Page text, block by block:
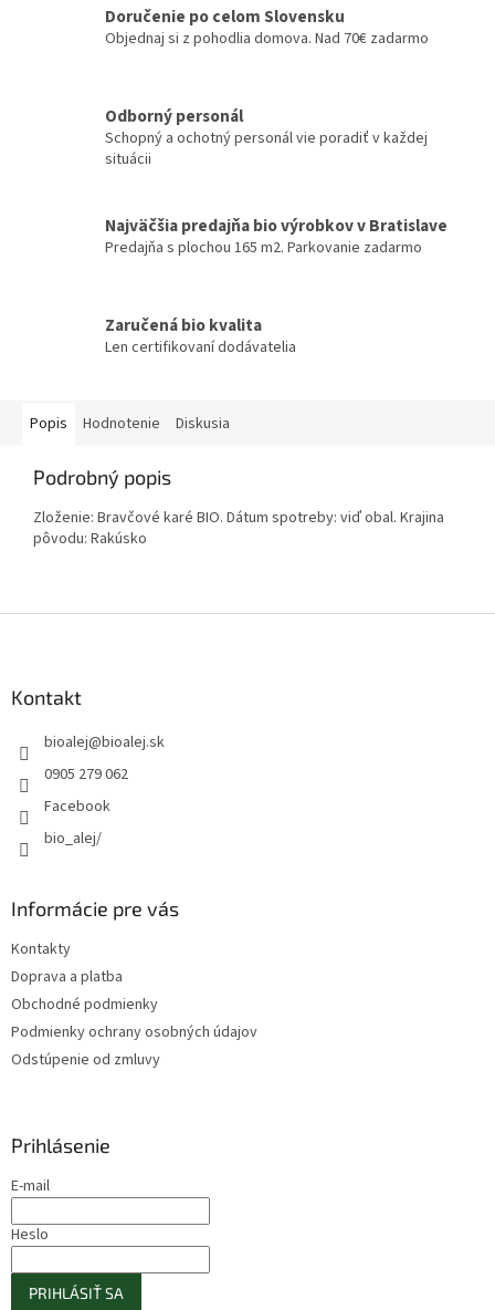
Doručenie po celom Slovensku
Objednaj si z pohodlia domova. Nad 70€ zadarmo
Odborný personál
Schopný a ochotný personál vie poradiť v každej
situácii
Najväčšia predajňa bio výrobkov v Bratislave
Predajňa s plochou 165 m2. Parkovanie zadarmo
Zaručená bio kvalita
Len certifikovaní dodávatelia
Popis Hodnotenie Diskusia
Podrobný popis
Zloženie: Bravčové karé BIO. Dátum spotreby: viď obal. Krajina
pôvodu: Rakúsko
Kontakt
bioalej@bioalej.sk
0905 279 062
Facebook
bio_alej/
Informácie pre vás
Kontakty
Doprava a platba
Obchodné podmienky
Podmienky ochrany osobných údajov
Odstúpenie od zmluvy
Prihlásenie
E-mail
Heslo
PRIHLÁSIŤ SA